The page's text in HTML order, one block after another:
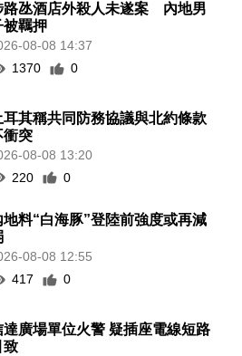
路氹酒店外殺人未遂案 內地男
被羈押
08-08 14:37
1370
0
耳其稱共同防務協議與北約條款
衝突
08-08 13:20
220
0
地料“白海豚”登陸前強度或再減
08-08 12:55
417
0
達廣場單位火警 疑插座電線短路
致